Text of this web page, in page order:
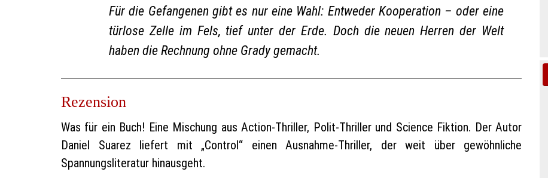
Für die Gefangenen gibt es nur eine Wahl: Entweder Kooperation – oder eine
türlose Zelle im Fels, tief unter der Erde. Doch die neuen Herren der Welt
haben die Rechnung ohne Grady gemacht.
Rezension
Was für ein Buch! Eine Mischung aus Action-Thriller, Polit-Thriller und Science Fiktion. Der Autor
Daniel Suarez liefert mit „Control“ einen Ausnahme-Thriller, der weit über gewöhnliche
Spannungsliteratur hinausgeht.